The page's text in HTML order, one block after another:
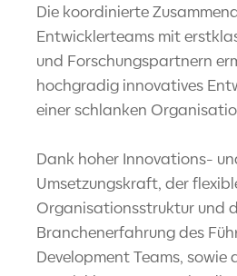
Die koordinierte
Entwicklerteams mit
und Forschungspartnern
hochgradig innovatives
einer schlanken
Dank hoher Innovations-
Umsetzungskraft, der
Organisationsstruktur und
Branchenerfahrung des
Development Teams, sowie